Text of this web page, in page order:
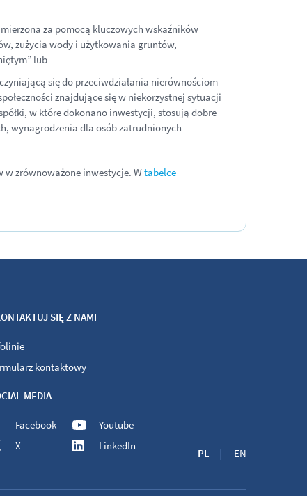
za pomocą kluczowych wskaźników
zużycia wody i użytkowania gruntów,
lub
się do przeciwdziałania nierównościom
znajdujące się w niekorzystnej sytuacji
w które dokonano inwestycji, stosują dobre
wynagrodzenia dla osób zatrudnionych
w zrównoważone inwestycje. Wtabelce
SIĘ Z NAMI
kontaktowy
MEDIA
Facebook
X
Youtube
LinkedIn
PL EN